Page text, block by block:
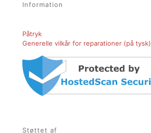
Information
Påtryk
Generelle vilkår for reparationer (på tysk)
Støttet af